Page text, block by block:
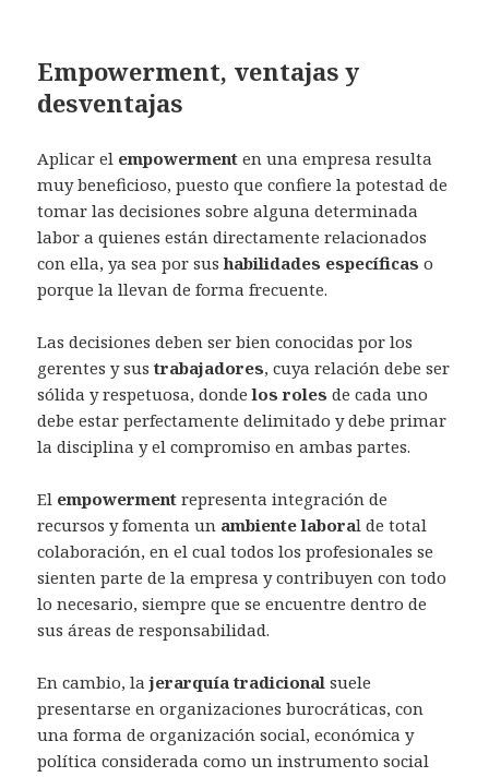
Empowerment, ventajas y
desventajas
Aplicar el empowermenten una empresa resulta
muy beneficioso, puesto que confiere la potestad de
tomar las decisiones sobre alguna determinada
labor a quienes están directamente relacionados
con ella, ya sea por sushabilidades específicas o
porque la llevan de forma frecuente.
Las decisiones deben ser bien conocidas por los
gerentes y sus trabajadores, cuya relación debe ser
sólida y respetuosa, dondelos roles de cada uno
debe estar perfectamente delimitado y debe primar
la disciplina y el compromiso en ambas partes.
El empowerment representa integración de
recursos y fomenta un ambiente laboral de total
colaboración, en el cual todos los profesionales se
sienten parte de la empresa y contribuyen con todo
lo necesario, siempre que se encuentre dentro de
sus áreas de responsabilidad.
En cambio, lajerarquía tradicional suele
presentarse en organizaciones burocráticas, con
una forma de organización social, económica y
política considerada como un instrumento social